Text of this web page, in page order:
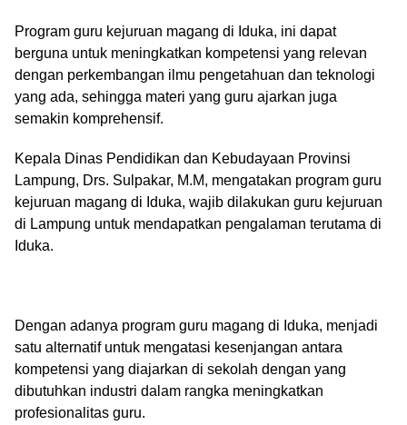
Program guru kejuruan magang di Iduka, ini dapat
berguna untuk meningkatkan kompetensi yang relevan
dengan perkembangan ilmu pengetahuan dan teknologi
yang ada, sehingga materi yang guru ajarkan juga
semakin komprehensif.
Kepala Dinas Pendidikan dan Kebudayaan Provinsi
Lampung, Drs. Sulpakar, M.M, mengatakan program guru
kejuruan magang di Iduka, wajib dilakukan guru kejuruan
di Lampung untuk mendapatkan pengalaman terutama di
Iduka.
Dengan adanya program guru magang di Iduka, menjadi
satu alternatif untuk mengatasi kesenjangan antara
kompetensi yang diajarkan di sekolah dengan yang
dibutuhkan industri dalam rangka meningkatkan
profesionalitas guru.